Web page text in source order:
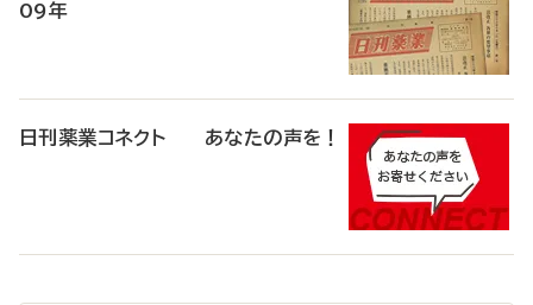
09年
日刊薬業コネクト あなたの声を！